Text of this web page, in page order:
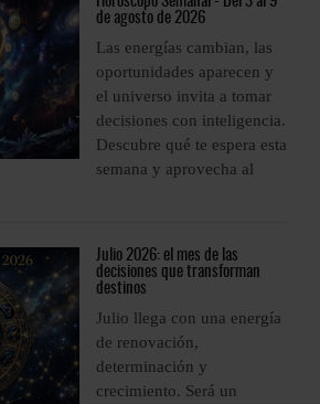
de agosto de 2026
Las energías cambian, las
oportunidades aparecen y
el universo invita a tomar
decisiones con inteligencia.
Descubre qué te espera esta
semana y aprovecha al
Julio 2026: el mes de las
decisiones que transforman
destinos
Julio llega con una energía
de renovación,
determinación y
crecimiento. Será un